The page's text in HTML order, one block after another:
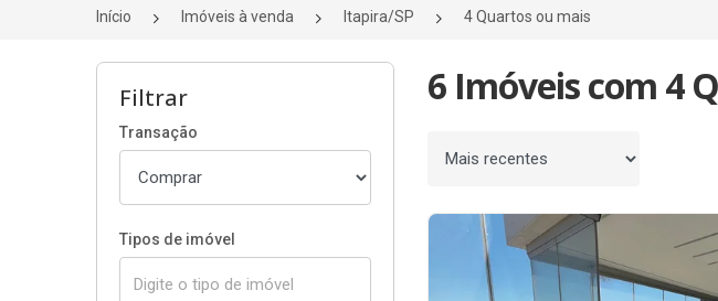
Início Imóveis à venda Itapira/SP 4 Quartos ou mais
Filtrar
Transação
Tipos de imóvel
6 Imóveis com 4
Ordenar por